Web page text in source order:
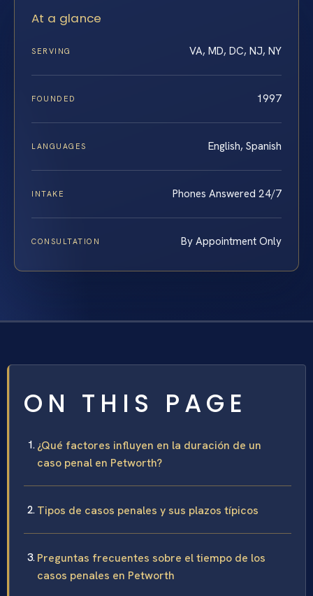
At a glance
SERVING VA, MD, DC, NJ, NY
FOUNDED 1997
LANGUAGES English, Spanish
INTAKE Phones Answered 24/7
CONSULTATION By Appointment Only
ON THIS PAGE
¿Qué factores influyen en la duración de un
caso penal en Petworth?
Tipos de casos penales y sus plazos típicos
Preguntas frecuentes sobre el tiempo de los
casos penales en Petworth